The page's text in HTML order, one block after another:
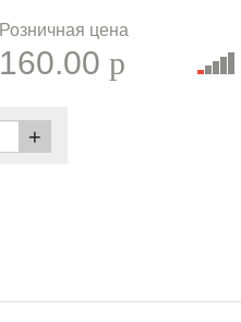
Розничная цена
160.00p
+